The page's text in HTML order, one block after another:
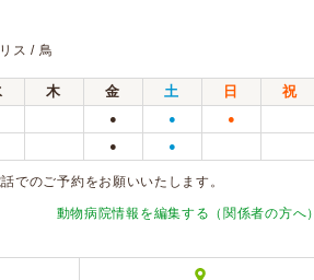
ス / 鳥
木 金 土 日
祝
● ● ●
● ●
のご予約をお願いいたします。
動物病院情報を編集する（関係者の方へ）